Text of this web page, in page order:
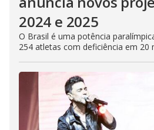
2024 e 2025
O Brasil é uma potência
254 atletas com deficiência em 20